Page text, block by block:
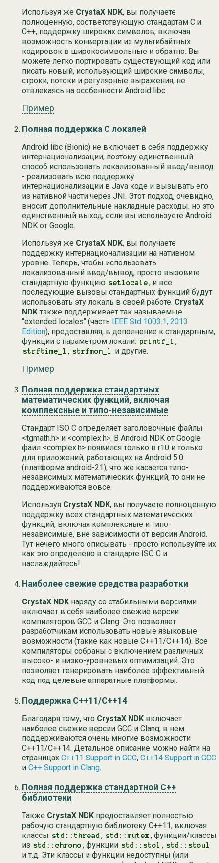
Используя же CrystaX NDK, вы получаете
полноценную, соответствующую стандартам C и
C++, поддержку широких символов, включая
возможность конвертации из мультибайтных
кодировок в широкосимвольные и обратно. Вы
можете легко портировать существующий код или
писать новый, использующий широкие символы,
строки, потоки и регулярные выражения, не
отвлекаясь на особенности Android libc.
Пример
Полная поддержка C локалей
Android libc (Bionic) не включает в себя поддержку
интернационализации, поэтому единственный
способ использовать локализованный ввод/вывод
- реализовать всю поддержку
интернационализации в Java коде и вызывать его
из нативной части через JNI. Этот подход, очевидно,
вносит дополнительные накладные расходы, но это
единственный выход, если вы используете Android
NDK от Google.
Используя же CrystaX NDK, вы получаете
поддержку интернационализации на нативном
уровне. Теперь, чтобы использовать
локализованный ввод/вывод, просто вызовите
стандартную функцию setlocale, и все
последующие вызовы стандартных функций будут
использовать эту локаль в своей работе. CrystaX
NDK также поддерживает так называемые
"extended locales" (часть
IEEE Std 1003.1, 2013
Edition), предоставляя, в дополнение к стандартным,
функции с параметром локали: printf_l ,
strftime_l , strfmon_l и другие.
Пример
Полная поддержка стандартных
математических функций, включая
комплексные и типо-независимые
Стандарт ISO C определяет заголовочные файлы
<tgmath.h> и <complex.h>. В Android NDK от Google
файл <complex.h> появился только в r10 и только
для приложений, работающих на Android 5.0
(платформа android-21); что же касается типо-
независимых математических функций, то они не
поддерживаются вовсе.
Используя CrystaX NDK, вы получаете полноценную
поддержку всех стандартных математических
функций, включая комплексные и типо-
независимые, вне зависимости от версии Android.
Тут нечего много описывать - просто используйте их
как это определено в стандарте ISO C и
наслаждайтесь!
Наиболее свежие средства разработки
CrystaX NDK наряду со стабильными версиями
включает в себя наиболее свежие версии
компиляторов GCC и Clang. Это позволяет
разработчикам использовать новые языковые
возможности (такие как новые C++11/C++14). Все
компиляторы собраны с включением различных
высоко- и низко-уровневых оптимизаций. Это
позволяет генерировать наиболее эффективный
код под целевые аппаратные платформы.
Поддержка C++11/C++14
Благодаря тому, что CrystaX NDK включает
наиболее свежие версии GCC и Clang, в нем
поддерживаются очень многие возможности
C++11/C++14. Детальное описание можно найти на
страницах C++11 Support in GCC, C++14 Support in GCC
и C++ Support in Clang.
Полная поддержка стандартной C++
библиотеки
Также CrystaX NDK предоставляет полностью
рабочую стандартную библиотеку C++11, включая
классы std::thread , std::mutex , функции/классы
из std::chrono, функции std::stol , std::stoul
и т.д. Эти классы и функции недоступны (или